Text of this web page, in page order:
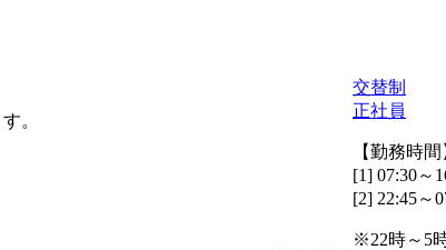
。
交替制
正社員
【勤務時
[1] 07:30～
[2] 22:45～
※22時～5